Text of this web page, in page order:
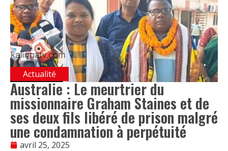
Actualité
Australie : Le meurtrier du
missionnaire Graham Staines et de
ses deux fils libéré de prison malgré
une condamnation à perpétuité
avril 25, 2025